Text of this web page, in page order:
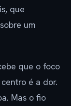
que
um
que o foco
é a dor.
Mas o fio